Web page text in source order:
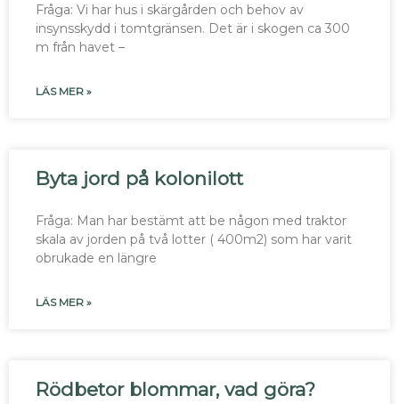
Fråga: Vi har hus i skärgården och behov av
insynsskydd i tomtgränsen. Det är i skogen ca 300
m från havet –
LÄS MER »
Byta jord på kolonilott
Fråga: Man har bestämt att be någon med traktor
skala av jorden på två lotter ( 400m2) som har varit
obrukade en längre
LÄS MER »
Rödbetor blommar, vad göra?